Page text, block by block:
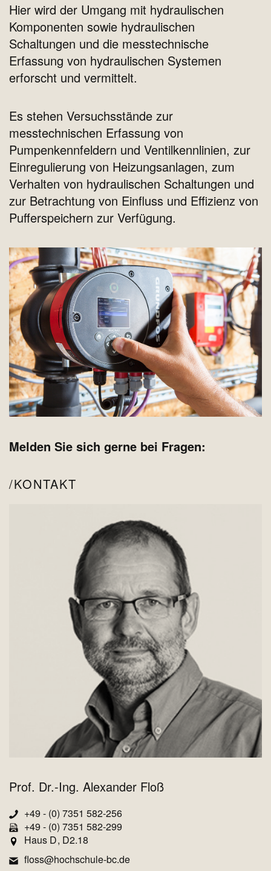
Hier wird der Umgang mit hydraulischen
Komponenten sowie hydraulischen
Schaltungen und die messtechnische
Erfassung von hydraulischen Systemen
erforscht und vermittelt.
Es stehen Versuchsstände zur
messtechnischen Erfassung von
Pumpenkennfeldern und Ventilkennlinien, zur
Einregulierung von Heizungsanlagen, zum
Verhalten von hydraulischen Schaltungen und
zur Betrachtung von Einfluss und Effizienz von
Pufferspeichern zur Verfügung.
Melden Sie sich gerne bei Fragen:
KONTAKT
Prof. Dr.-Ing. Alexander Floß
+49 - (0) 7351 582-256
+49 - (0) 7351 582-299
Haus D D2.18
floss@hochschule-bc.de